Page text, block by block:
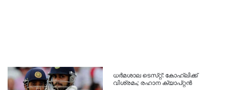
ധർമശാല ടെസ്​റ്റ്​: കോഹ്​ലിക്ക്​
വിശ്രമം; രഹാന ക്യാപ്റ്റൻ